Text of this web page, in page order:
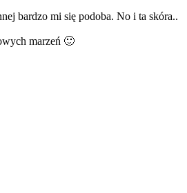
bardzo mi się podoba. No i ta skóra..
marzeń 🙂